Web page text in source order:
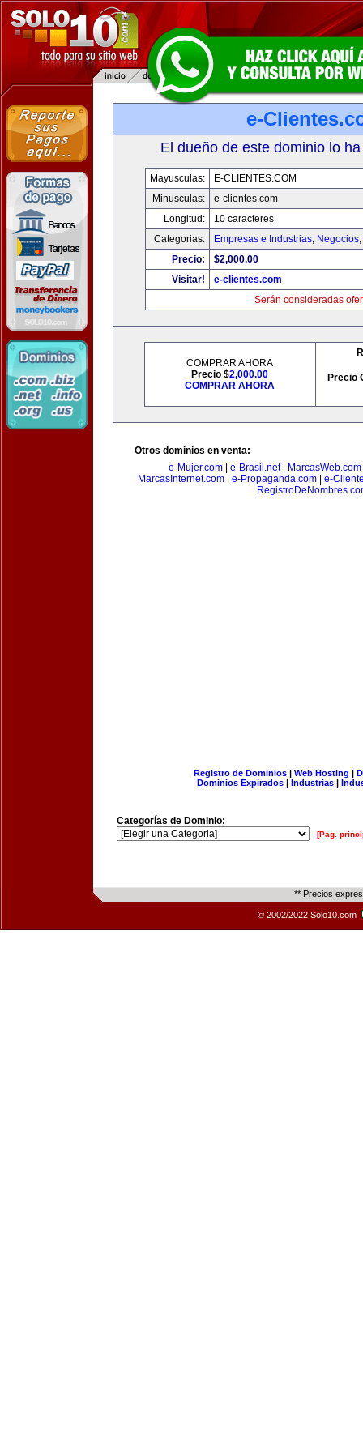
e-
El dueño de este dominio lo
Mayusculas:
E-CLIENTES.COM
Minusculas:
e-clientes.com
Longitud:
10 caracteres
Categorias:
Empresas e Industrias, Negocios,
Precio:
$2,000.00
Visitar!
e-clientes.com
Serán consideradas
COMPRAR AHORA
Precio $2,000.00
COMPRAR AHORA
Precio
Otros dominios en venta:
e-Mujer.com| e-Brasil.net| MarcasWeb.com
MarcasInternet.com| e-Propaganda.com| e-
Registro de Dominios| Web Hosting |
Dominios Expirados | Industrias |
Categorías de Dominio:
[Pág.
** Precios
© 2002/2022 Solo10.com